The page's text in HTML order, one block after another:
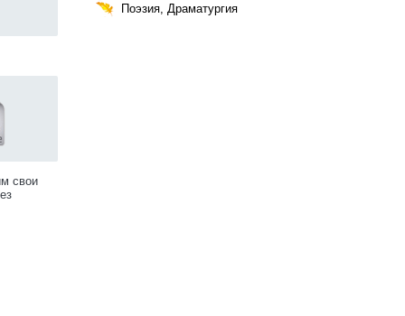
свои
Поэзия, Драматургия